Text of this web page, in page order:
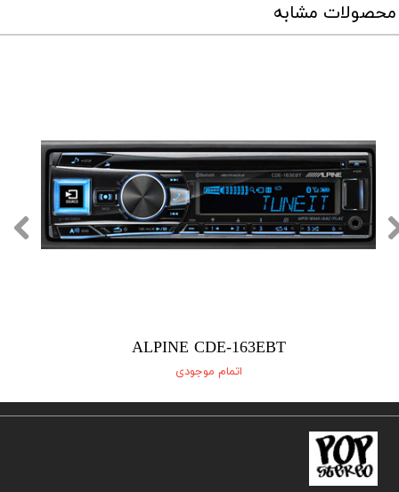
محصولات مشابه
ALPINE CDE-163EBT
اتمام موجودی